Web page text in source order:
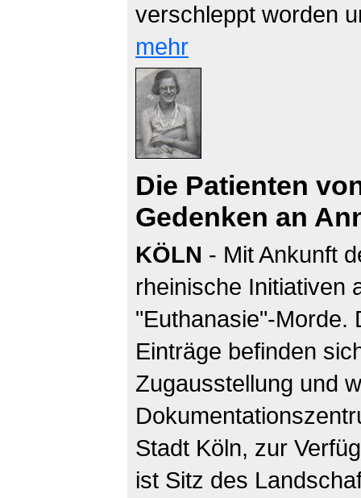
verschleppt worden
mehr
Die Patienten
Gedenken an
KÖLN - Mit Ankunft
rheinische Initiativen
"Euthanasie"-Morde.
Einträge befinden
Zugausstellung und
Stadt Köln, zur
ist Sitz des